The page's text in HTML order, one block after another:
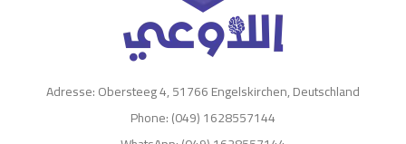
Adresse: Obersteeg 4, 51766 Engelskirchen, Deutschland
Phone: (049) 1628557144